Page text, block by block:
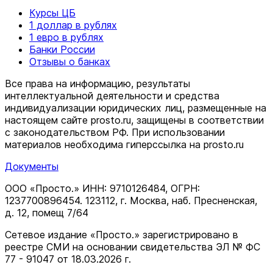
Курсы ЦБ
1 доллар в рублях
1 евро в рублях
Банки России
Отзывы о банках
Все права на информацию, результаты
интеллектуальной деятельности и средства
индивидуализации юридических лиц, размещенные на
настоящем сайте prosto.ru, защищены в соответствии
c законодательством РФ. При использовании
материалов необходима гиперссылка на prosto.ru
Документы
ООО «Просто.» ИНН: 9710126484, ОГРН:
1237700896454. 123112, г. Москва, наб. Пресненская,
д. 12, помещ 7/64
Сетевое издание «Просто.» зарегистрировано в
реестре СМИ на основании свидетельства ЭЛ № ФС
77 - 91047 от 18.03.2026 г.